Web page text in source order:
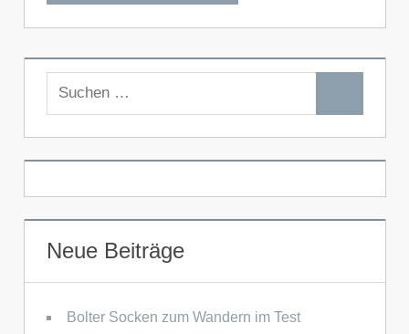
Suchen
Neue Beiträge
Bolter Socken zum Wandern im Test